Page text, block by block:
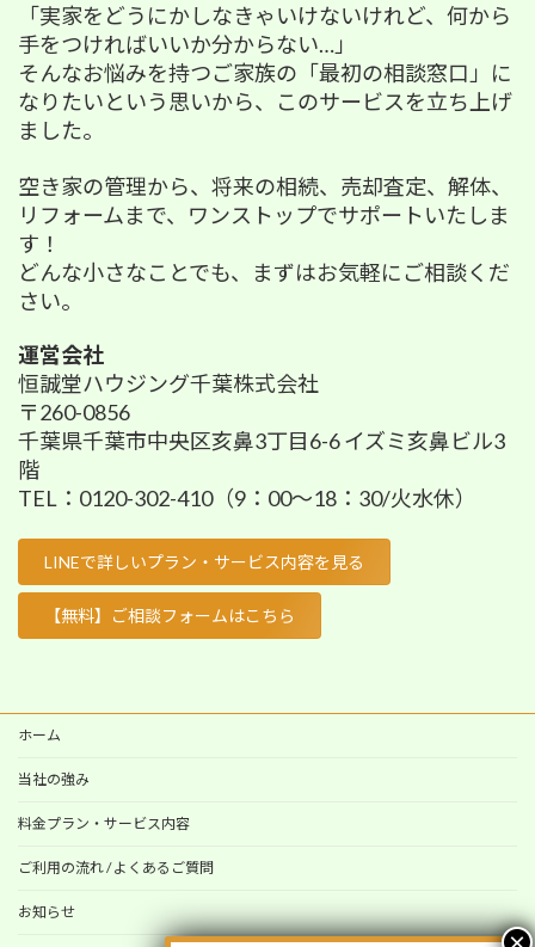
「実家をどうにかしなきゃいけないけれど、何から
手をつければいいか分からない…」
そんなお悩みを持つご家族の「最初の相談窓口」に
なりたいという思いから、このサービスを立ち上げ
ました。
空き家の管理から、将来の相続、売却査定、解体、
リフォームまで、ワンストップでサポートいたしま
す ！
どんな小さなことでも、まずはお気軽にご相談くだ
さい。
運営会社
恒誠堂ハウジング千葉株式会社
〒260-0856
千葉県千葉市中央区亥鼻3丁目6-6 イズミ亥鼻ビル3
階
TEL：0120-302-410（9：00～18：30/火水休）
LINEで詳しいプラン・サービス内容を見る
【無料】ご相談フォームはこちら
ホーム
当社の強み
料金プラン・サービス内容
ご利用の流れ / よくあるご質問
お知らせ